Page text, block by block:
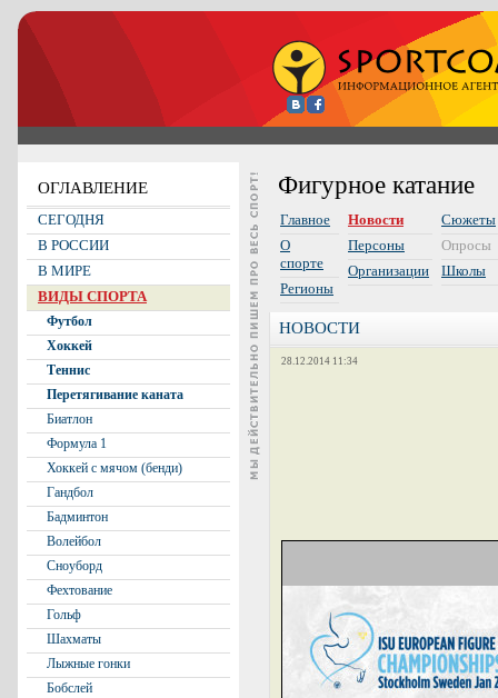
ОГЛАВЛЕНИЕ
СЕГОДНЯ
В РОССИИ
В МИРЕ
ВИДЫ СПОРТА
Футбол
Хоккей
Теннис
Перетягивание каната
Биатлон
Формула 1
Хоккей с мячом (бенди)
Гандбол
Бадминтон
Волейбол
Сноуборд
Фехтование
Гольф
Шахматы
Лыжные гонки
Бобслей
Фигурное катание
Главное
О
спорте
Регионы
Новости
Персоны
Организации
Сюжеты
Опросы
Школы
НОВОСТИ
28.12.2014 11:34